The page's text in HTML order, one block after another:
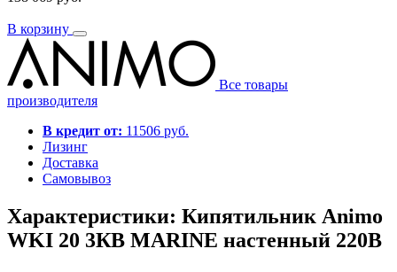
В корзину
Все товары
производителя
В кредит от: 11506 руб.
Лизинг
Доставка
Самовывоз
Характеристики: Кипятильник Animo
WKI 20 3КВ MARINE настенный 220В